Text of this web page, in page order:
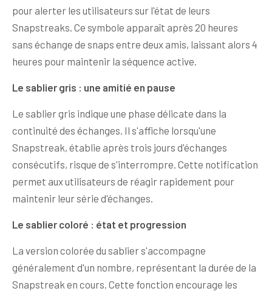
pour alerter les utilisateurs sur l'état de leurs
Snapstreaks. Ce symbole apparaît après 20 heures
sans échange de snaps entre deux amis, laissant alors 4
heures pour maintenir la séquence active.
Le sablier gris : une amitié en pause
Le sablier gris indique une phase délicate dans la
continuité des échanges. Il s'affiche lorsqu'une
Snapstreak, établie après trois jours d'échanges
consécutifs, risque de s'interrompre. Cette notification
permet aux utilisateurs de réagir rapidement pour
maintenir leur série d'échanges.
Le sablier coloré : état et progression
La version colorée du sablier s'accompagne
généralement d'un nombre, représentant la durée de la
Snapstreak en cours. Cette fonction encourage les